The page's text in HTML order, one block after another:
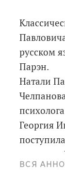
русском
Парэн.
Натали
Георгия
училась
году
ВСЯ